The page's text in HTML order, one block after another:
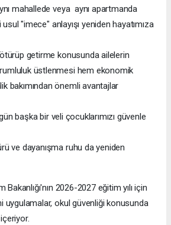
mahallede veya aynı apartmanda
"imece" anlayışı yeniden hayatımıza
getirme konusunda ailelerin
üstlenmesi hem ekonomik
bakımından önemli avantajlar
başka bir veli çocuklarımızı güvenle
ve dayanışma ruhu da yeniden
2026-2027 eğitim yılı için
uygulamalar, okul güvenliği konusunda